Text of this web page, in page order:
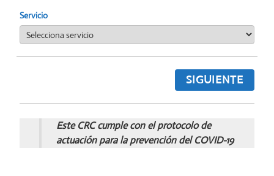
Servicio
SIGUIENTE
Este CRC cumple con el protocolo de
actuación para la prevención del COVID-19